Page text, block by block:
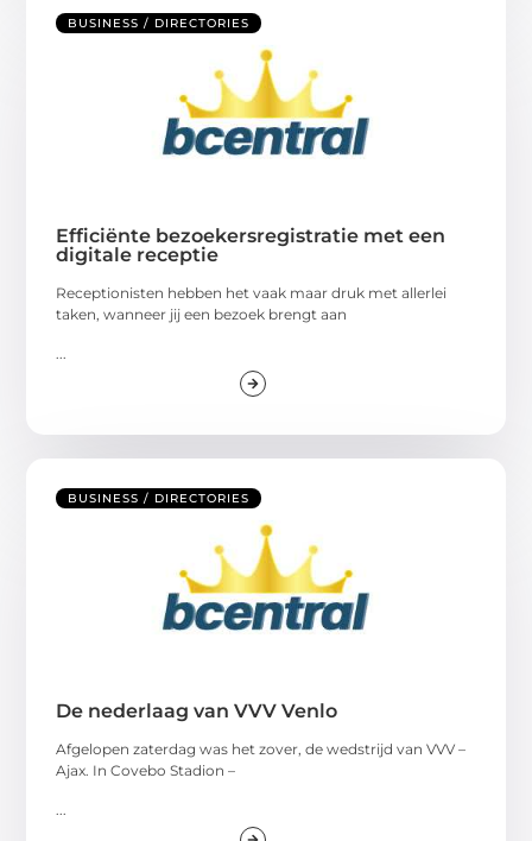
BUSINESS / DIRECTORIES
Efficiënte bezoekersregistratie met een
digitale receptie
Receptionisten hebben het vaak maar druk met allerlei
taken, wanneer jij een bezoek brengt aan
BUSINESS / DIRECTORIES
De nederlaag van VVV Venlo
Afgelopen zaterdag was het zover, de wedstrijd van VVV –
Ajax. In Covebo Stadion –